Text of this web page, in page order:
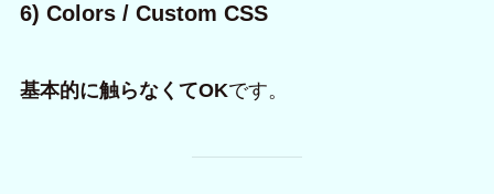
6) Colors / Custom CSS
基本的に触らなくてOKです。